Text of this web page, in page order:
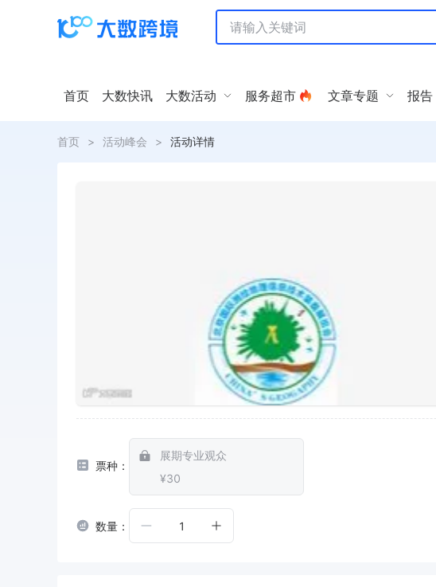
首页 大数快讯 大数活动 服务超市 文章专题 报告
首页 > 活动峰会 > 活动详情
票种：
展期专业观众
¥30
数量： 1